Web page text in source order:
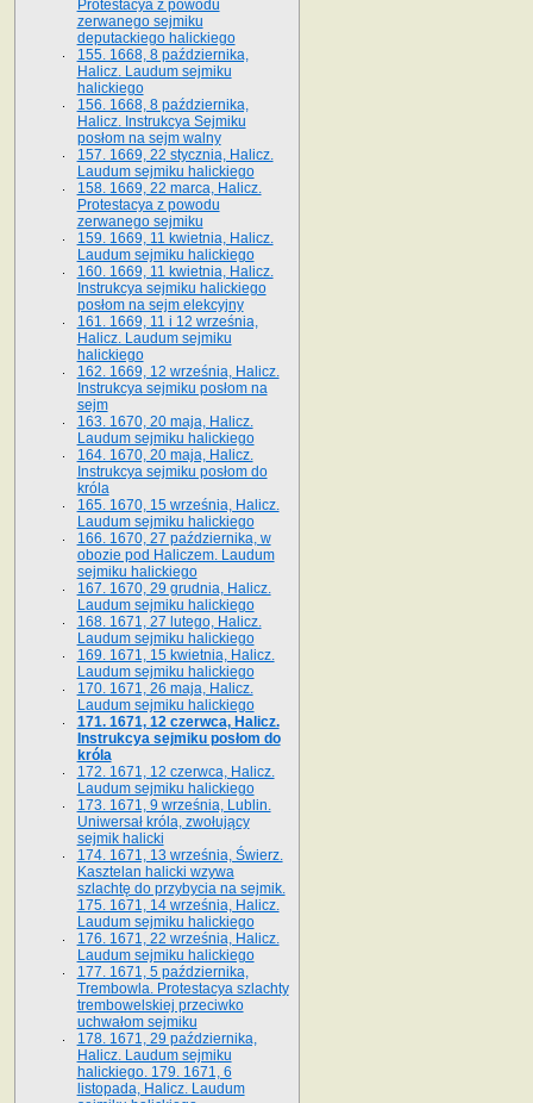
Protestacya z powodu
zerwanego sejmiku
deputackiego halickiego
155. 1668, 8 października,
Halicz. Laudum sejmiku
halickiego
156. 1668, 8 października,
Halicz. Instrukcya Sejmiku
posłom na sejm walny
157. 1669, 22 stycznia, Halicz.
Laudum sejmiku halickiego
158. 1669, 22 marca, Halicz.
Protestacya z powodu
zerwanego sejmiku
159. 1669, 11 kwietnia, Halicz.
Laudum sejmiku halickiego
160. 1669, 11 kwietnia, Halicz.
Instrukcya sejmiku halickiego
posłom na sejm elekcyjny
161. 1669, 11 i 12 września,
Halicz. Laudum sejmiku
halickiego
162. 1669, 12 września, Halicz.
Instrukcya sejmiku posłom na
sejm
163. 1670, 20 maja, Halicz.
Laudum sejmiku halickiego
164. 1670, 20 maja, Halicz.
Instrukcya sejmiku posłom do
króla
165. 1670, 15 września, Halicz.
Laudum sejmiku halickiego
166. 1670, 27 października, w
obozie pod Haliczem. Laudum
sejmiku halickiego
167. 1670, 29 grudnia, Halicz.
Laudum sejmiku halickiego
168. 1671, 27 lutego, Halicz.
Laudum sejmiku halickiego
169. 1671, 15 kwietnia, Halicz.
Laudum sejmiku halickiego
170. 1671, 26 maja, Halicz.
Laudum sejmiku halickiego
171. 1671, 12 czerwca, Halicz.
Instrukcya sejmiku posłom do
króla
172. 1671, 12 czerwca, Halicz.
Laudum sejmiku halickiego
173. 1671, 9 września, Lublin.
Uniwersał króla, zwołujący
sejmik halicki
174. 1671, 13 września, Świerz.
Kasztelan halicki wzywa
szlachtę do przybycia na sejmik.
175. 1671, 14 września, Halicz.
Laudum sejmiku halickiego
176. 1671, 22 września, Halicz.
Laudum sejmiku halickiego
177. 1671, 5 października,
Trembowla. Protestacya szlachty
trembowelskiej przeciwko
uchwałom sejmiku
178. 1671, 29 października,
Halicz. Laudum sejmiku
halickiego. 179. 1671, 6
listopada, Halicz. Laudum